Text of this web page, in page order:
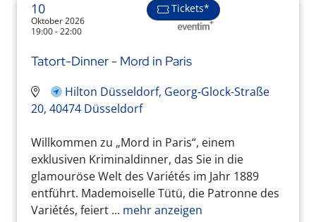
10
Oktober 2026
19:00 - 22:00
Tickets*
Tatort-Dinner - Mord in Paris
Hilton Düsseldorf, Georg-Glock-Straße
20, 40474 Düsseldorf
Willkommen zu „Mord in Paris“, einem
exklusiven Kriminaldinner, das Sie in die
glamouröse Welt des Variétés im Jahr 1889
entführt. Mademoiselle Tütü, die Patronne des
Variétés, feiert ... mehr anzeigen